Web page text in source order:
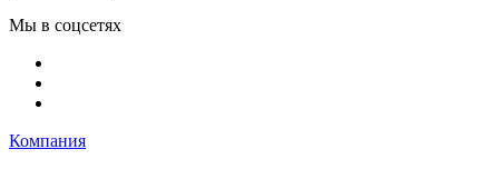
Мы в соцсетях
Компания